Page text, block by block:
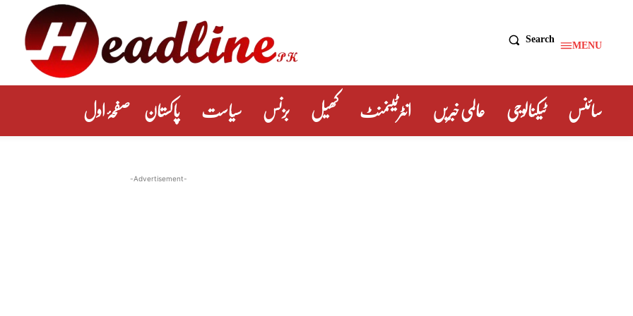
MENU
Search
سائنس ٹیکنالوجی عالمی خبریں انٹرٹینمنٹ کھیل بزنس سیاست پاکستان صفحۂ اول
-Advertisement-